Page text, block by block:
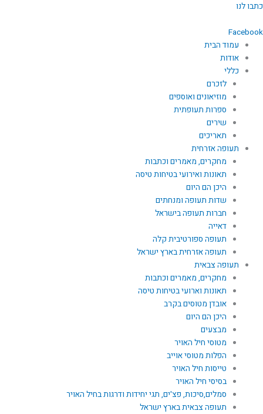
דילוג
כתבו לנו
Facebook
עמוד הבית
אודות
כללי
לזכרם
מוזיאונים ואוספים
ספרות תעופתית
שירים
תאריכים
תעופה אזרחית
מחקרים, מאמרים וכתבות
תאונות ואירועי בטיחות טיסה
היכן הם היום
שדות תעופה ומנחתים
חברות תעופה בישראל
דאייה
תעופה ספורטיבית קלה
תעופה אזרחית בארץ ישראל
תעופה צבאית
מחקרים, מאמרים וכתבות
תאונות וארועי בטיחות טיסה
אובדן מטוסים בקרב
היכן הם היום
מבצעים
מטוסי חיל האויר
הפלות מטוסי אוייב
טייסות חיל האויר
בסיסי חיל האויר
סמלים,סיכות, פצ'ים, תגי יחידות ודרגות בחיל האויר
תעופה צבאית בארץ ישראל